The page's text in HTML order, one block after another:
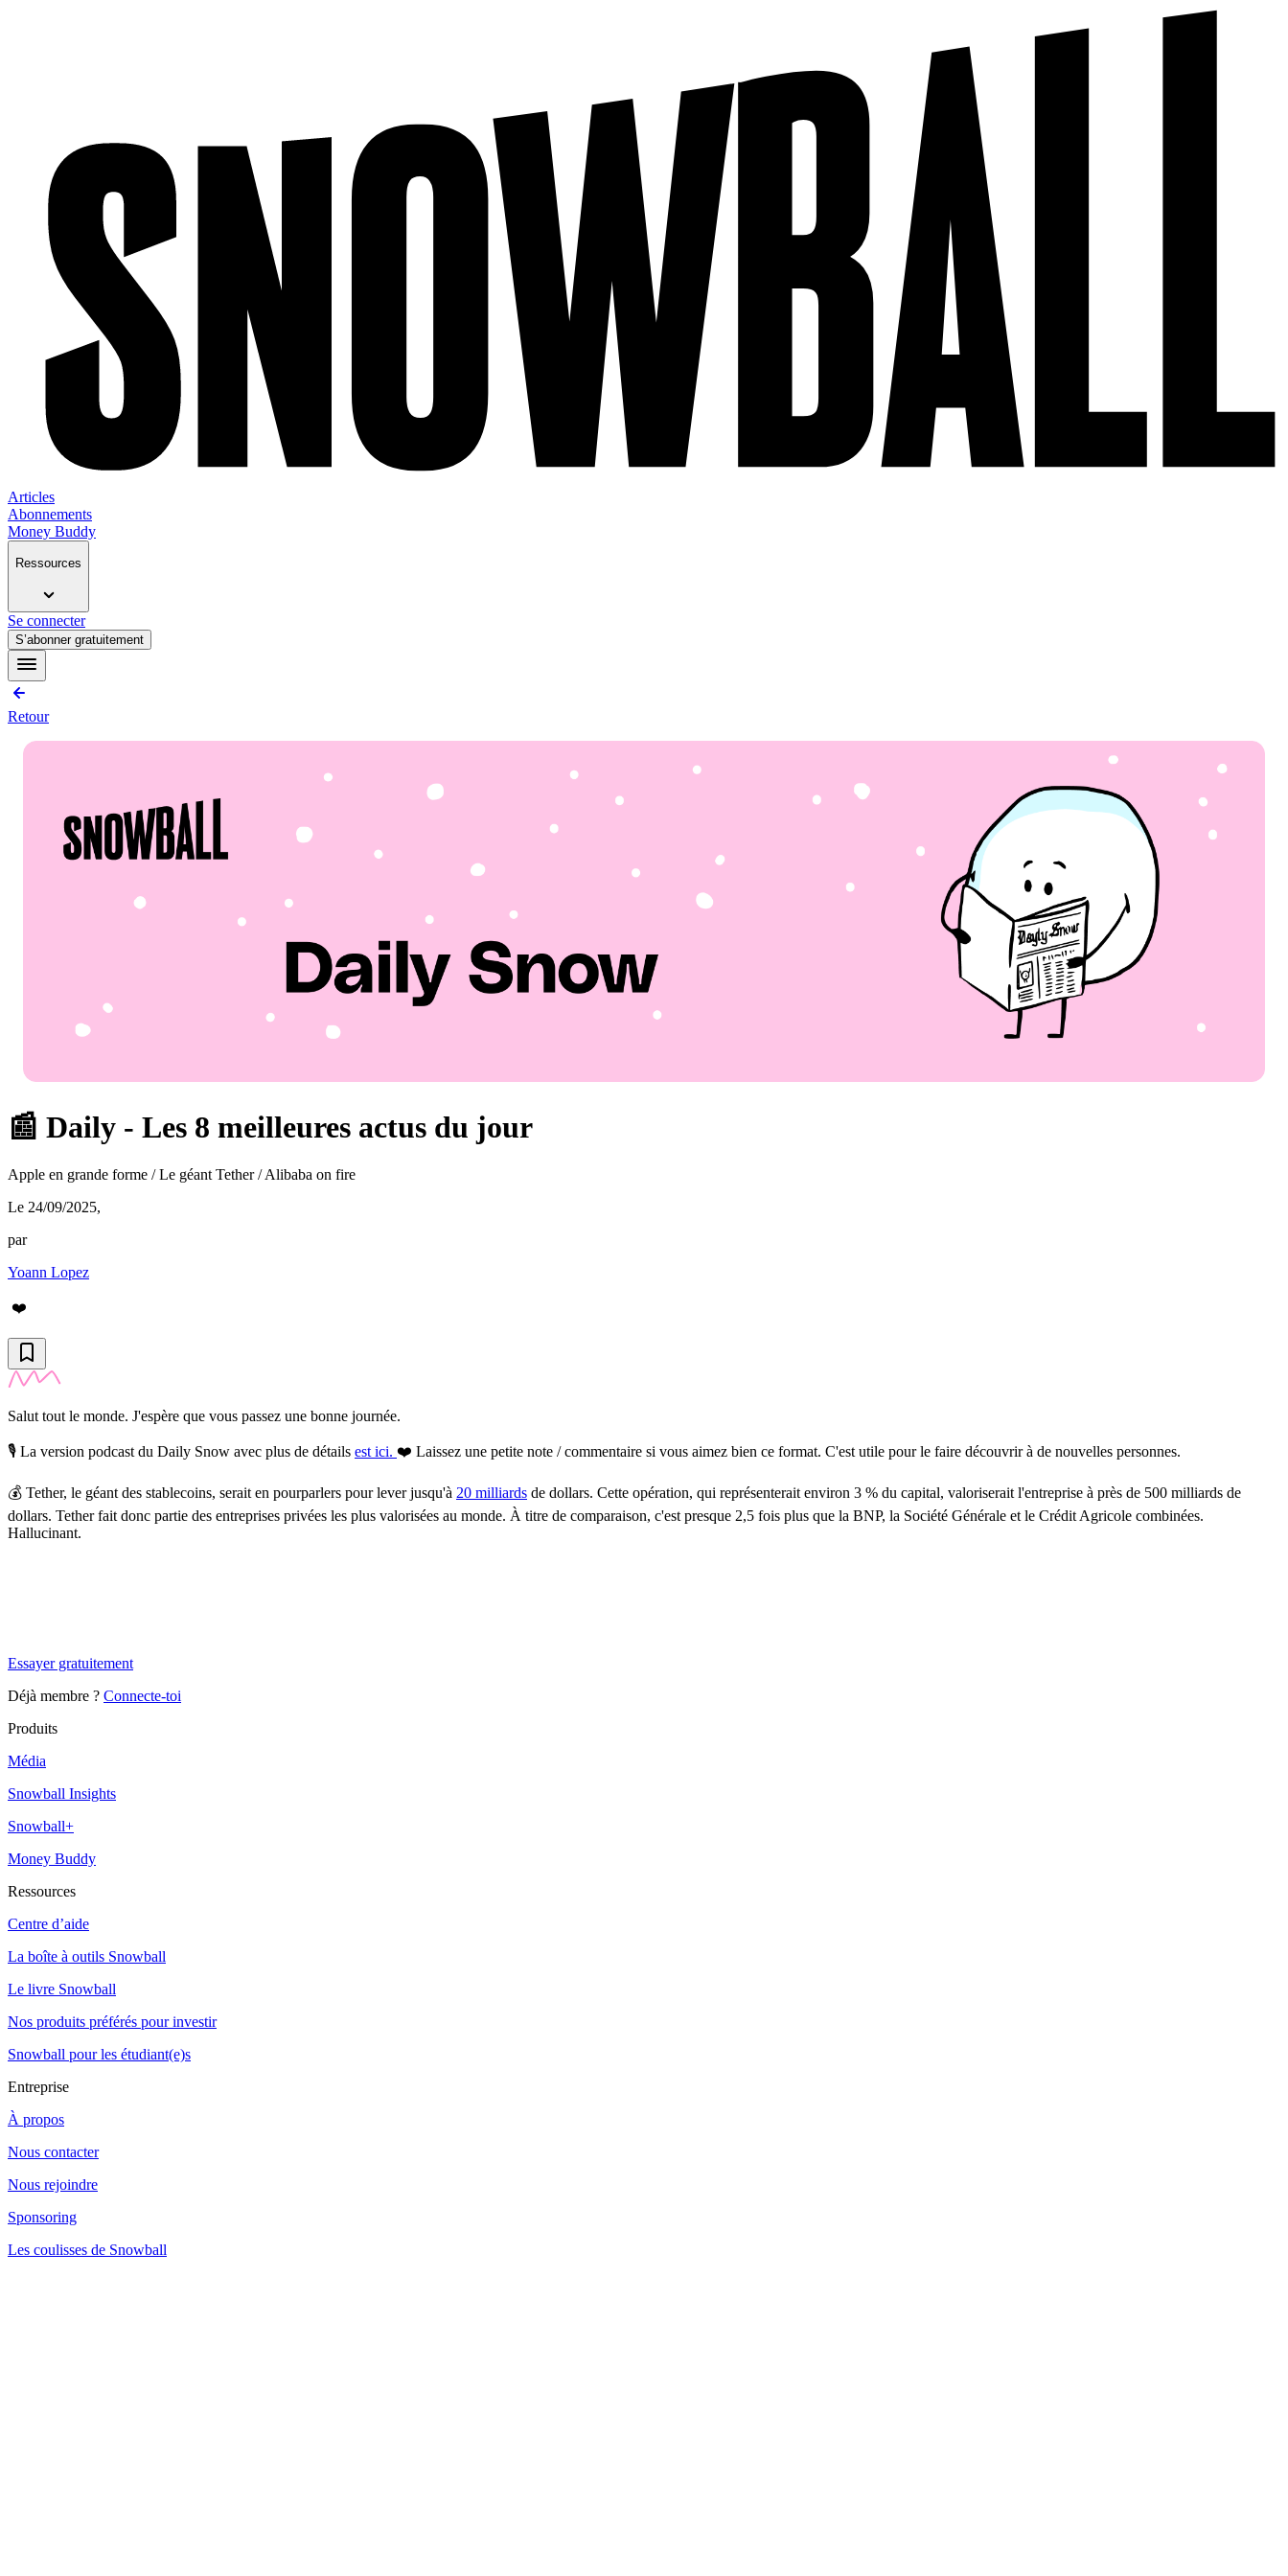
Articles
Abonnements
Money Buddy
Ressources
Se connecter
S’abonner gratuitement
Retour
📰 Daily - Les 8 meilleures actus du jour
Apple en grande forme / Le géant Tether / Alibaba on fire
Le 24/09/2025,
par
Yoann Lopez
❤️
Salut tout le monde. J'espère que vous passez une bonne journée.
🎙️ La version podcast du Daily Snow avec plus de détails est ici. ❤️ Laissez une petite note / commentaire si vous aimez bien ce format. C'est utile pour le faire découvrir à de nouvelles personnes.
💰 Tether, le géant des stablecoins, serait en pourparlers pour lever jusqu'à 20 milliards de dollars. Cette opération, qui représenterait environ 3 % du capital, valoriserait l'entreprise à près de 500 milliards de
dollars. Tether fait donc partie des entreprises privées les plus valorisées au monde. À titre de comparaison, c'est presque 2,5 fois plus que la BNP, la Société Générale et le Crédit Agricole combinées.
Hallucinant.
Essayer gratuitement
Déjà membre ? Connecte-toi
Produits
Média
Snowball Insights
Snowball+
Money Buddy
Ressources
Centre d’aide
La boîte à outils Snowball
Le livre Snowball
Nos produits préférés pour investir
Snowball pour les étudiant(e)s
Entreprise
À propos
Nous contacter
Nous rejoindre
Sponsoring
Les coulisses de Snowball